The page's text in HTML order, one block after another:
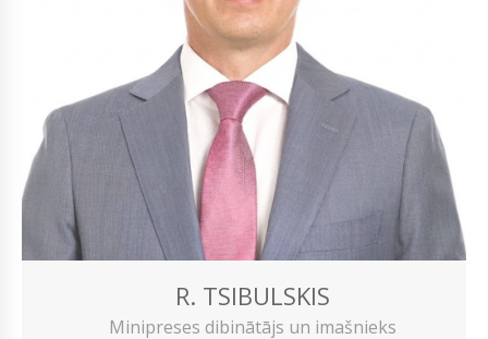
R. TSIBULSKIS
Minipreses dibinātājs un imašnieks